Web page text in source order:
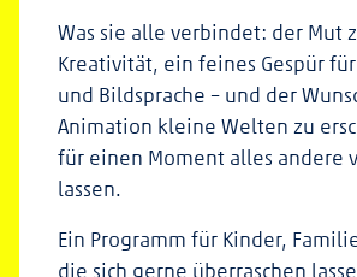
Was sie alle verbindet: der Mut
Kreativität, ein feines Gespür
und Bildsprache – und der
Animation kleine Welten zu
für einen Moment alles andere
lassen.
Ein Programm für Kinder,
die sich gerne überraschen